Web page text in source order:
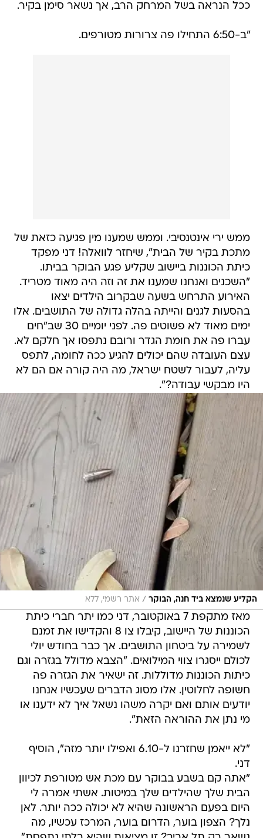
ככל הנראה בשל המרחק הרב, אך נשאר סימן בקיר.
"ב-6:50 התחילו פה צרורות מטורפים.
ממש ירי אינטנסיבי. וממש שמענו מין פגיעה כזאת של
מתכת בקיר של הבית", שיחזר לוואלה! דני מפקד
כיתת הכוננות ביישוב שקליע פגע הבוקר בביתו.
"השכנים ואנחנו שמענו את זה וזה היה מאוד מטריד.
האירוע התרחש בשעה שבקרוב הילדים יצאו
בהסעות לגנים והייתה בהלה גדולה של התושבים. אלו
ימים מאוד לא פשוטים פה. לפני יומיים 30 שב"חים
עברו פה את חומת הגדר ורובם נתפסו אך חלקם לא.
עצם העובדה שהם יכולים להגיע ככה לחומה, לתפס
עליה, לעבור לשטח ישראל, מה היה קורה אם הם לא
היו מבקשי עבודה?".
הקליע שנמצא ביד חנה, הבוקר / אתר רשמי, ללא
מאז מתקפת 7 באוקטובר, דני כמו יתר חברי כיתת
הכוננות של היישוב, קיבלו צו 8 והקדישו את זמנם
לשמירה על ביטחון התושבים. אך כבר בחודש יולי
לכולם ייסגרו צווי המילואים. "הצבא מדולל בגזרה וגם
כיתות הכוננות מדוללות. זה ישאיר את הגזרה פה
חשופה לחלוטין. אלו מסוג הדברים שעכשיו אנחנו
יודעים אותם ואם יקרה משהו נשאל איך לא ידענו או
מי נתן את ההוראה הזאת".
"לא ייאמן שחזרנו ל-6.10 ואפילו יותר מזה", הוסיף
דני.
"אתה קם בשבע בבוקר עם מכת אש מטורפת לכיוון
הבית שלך שהילדים שלך במיטות. אשתי אמרה לי
היום בפעם הראשונה שהיא לא יכולה ככה יותר. לאן
נלך? הצפון בוער, הדרום בוער, המרכז עכשיו, מה